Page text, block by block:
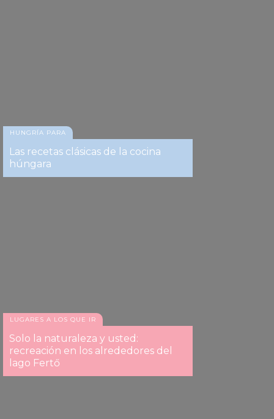
HUNGRÍA PARA
Las recetas clásicas de la cocina
húngara
LUGARES A LOS QUE IR
Solo la naturaleza y usted:
recreación en los alrededores del
lago Fertő